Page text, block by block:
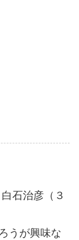
石治彦（３
うが興味な